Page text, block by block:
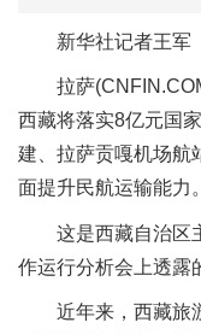
新华社记者王军
拉萨
西藏将落实8亿元国
建、拉萨贡嘎机场航
面提升民航运输能力。
这是西藏自治区
作运行分析会上透露
近年来，西藏旅